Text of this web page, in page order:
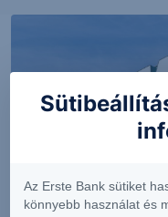
Az Erste Bank sütiket
könnyebb használat és